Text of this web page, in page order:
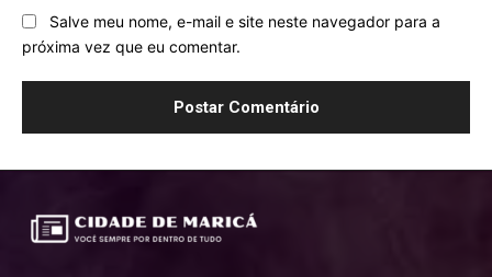
Salve meu nome, e-mail e site neste navegador para a
próxima vez que eu comentar.